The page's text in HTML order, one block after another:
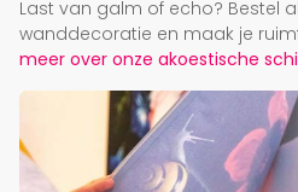
Last van galm of echo? Bestel
wanddecoratie en maak je
meer over onze akoestische